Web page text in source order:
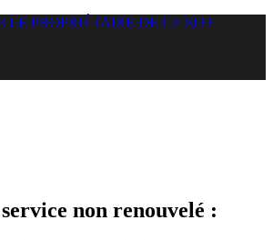
LE PROPRIÉTAIRE DE CE SITE
non renouvelé :